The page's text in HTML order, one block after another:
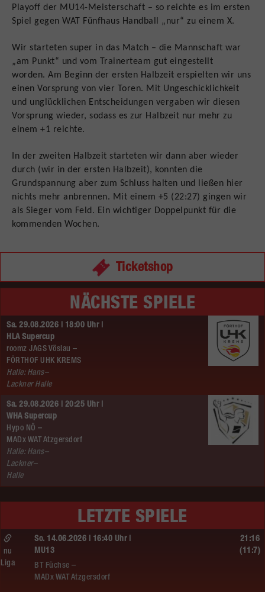
Playoff der MU14-Meisterschaft – so reichte es im ersten
Spiel gegen WAT Fünfhaus Handball „nur“ zu einem X.
Wir starteten super in das Match – die Mannschaft war
„am Punkt“ und vom Trainerteam gut eingestellt
worden. Am Beginn der ersten Halbzeit erspielten wir uns
einen Vorsprung von vier Toren. Mit Ungeschicklichkeit
und unglücklichen Entscheidungen vergaben wir diesen
Vorsprung wieder, sodass es zur Halbzeit nur mehr zu
einem +1 reichte.
In der zweiten Halbzeit starteten wir dann aber wieder
durch (wir in der ersten Halbzeit), konnten die
Grundspannung aber zum Schluss halten und ließen hier
nichts mehr anbrennen. Mit einem +5 (22:27) gingen wir
als Sieger vom Feld. Ein wichtiger Doppelpunkt für die
kommenden Wochen.
Ticketshop
NÄCHSTE SPIELE
Sa. 29.08.2026 | 18:00 Uhr |
HLA Supercup
roomz JAGS Vöslau –
FÖRTHOF UHK KREMS
Halle: Hans–
Lackner Halle
Sa. 29.08.2026 | 20:25 Uhr |
WHA Supercup
Hypo NÖ –
MADx WAT Atzgersdorf
Halle: Hans–
Lackner–
Halle
LETZTE SPIELE
So. 14.06.2026 | 16:40 Uhr |
MU13
BT Füchse –
MADx WAT Atzgersdorf
nu
Liga
21:16
(11:7)